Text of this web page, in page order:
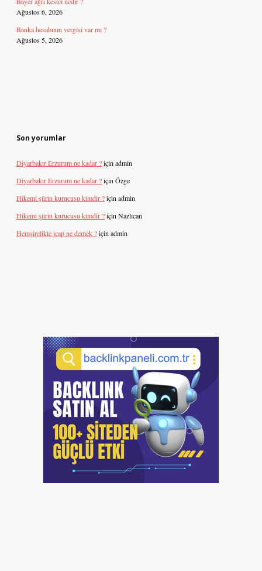
Ağustos 6, 2026
Banka hesabının vergisi var mı ?
Ağustos 5, 2026
Son yorumlar
Diyarbakır Erzurum ne kadar ?için admin
Diyarbakır Erzurum ne kadar ?için Özge
Hikemi şiirin kurucusu kimdir ?için admin
Hikemi şiirin kurucusu kimdir ?için Nazlıcan
Hemşirelikte icap ne demek ?için admin